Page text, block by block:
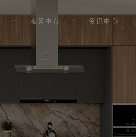
服务中心 资讯中心
塑胶角阀WP01204